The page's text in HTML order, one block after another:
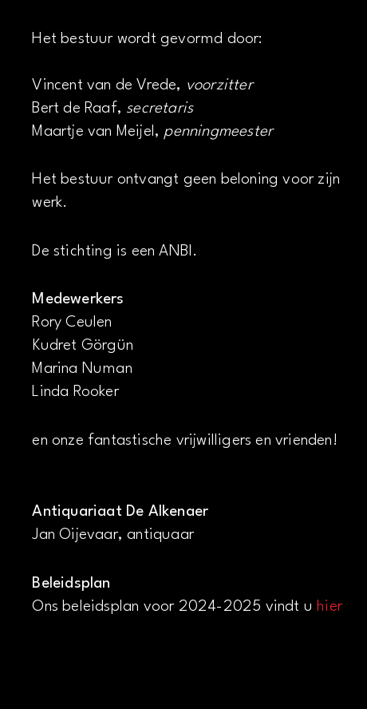
Het bestuur wordt gevormd door:
Vincent van de Vrede, voorzitter
Bert de Raaf, secretaris
Maartje van Meijel, penningmeester
Het bestuur ontvangt geen beloning voor zijn
werk.
De stichting is een ANBI.
Medewerkers
Rory Ceulen
Kudret Görgün
Marina Numan
Linda Rooker
en onze fantastische vrijwilligers en vrienden!
Antiquariaat De Alkenaer
Jan Oijevaar, antiquaar
Beleidsplan
Ons beleidsplan voor 2024-2025 vindt u hier